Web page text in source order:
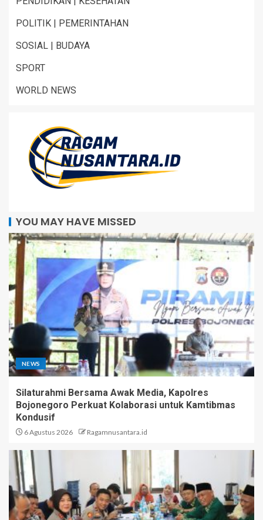
POLITIK | PEMERINTAHAN
SOSIAL | BUDAYA
SPORT
WORLD NEWS
YOU MAY HAVE MISSED
NEWS
Silaturahmi Bersama Awak Media, Kapolres
Bojonegoro Perkuat Kolaborasi untuk Kamtibmas
Kondusif
6 Agustus 2026 Ragamnusantara.id